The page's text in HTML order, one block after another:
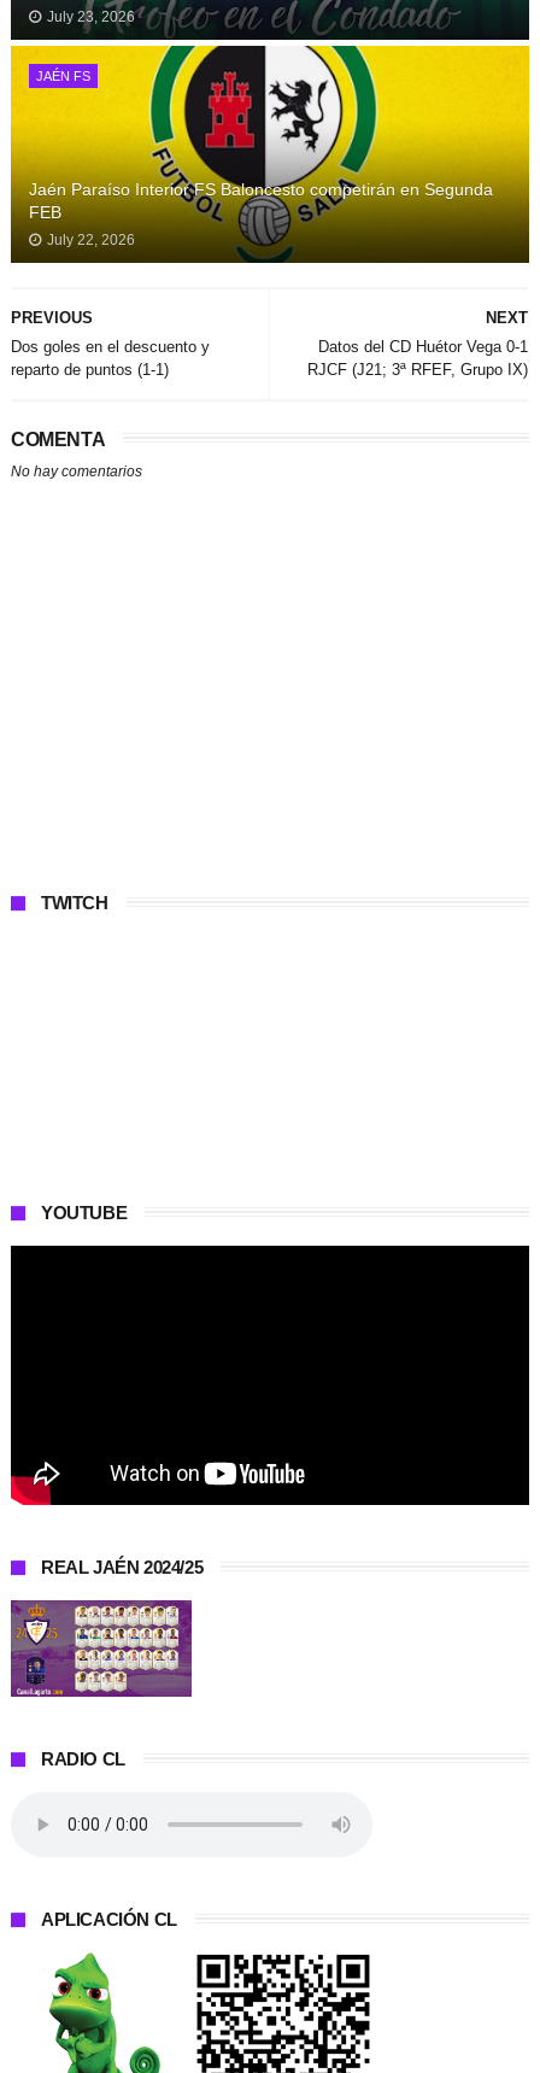
July 23, 2026
JAÉN FS
Jaén Paraíso Interior FS Baloncesto competirán en Segunda
FEB
July 22, 2026
NEXT
Datos del CD Huétor Vega 0-1
RJCF (J21; 3ª RFEF, Grupo IX)
PREVIOUS
Dos goles en el descuento y
reparto de puntos (1-1)
COMENTA
No hay comentarios
TWITCH
YOUTUBE
REAL JAÉN 2024/25
RADIO CL
APLICACIÓN CL